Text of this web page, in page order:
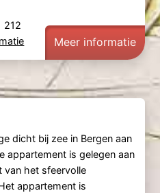
212
Meer informatie
dicht bij zee in Bergen aan
appartement is gelegen aan
van het sfeervolle
appartement is